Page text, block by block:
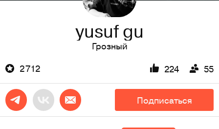
yusuf gu
Грозный
2 712
224 55
Подписаться